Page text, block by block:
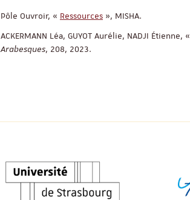
Pôle Ouvroir, « Ressources », MISHA.
ACKERMANN Léa, GUYOT Aurélie, NADJI Étienne, «
Arabesques, 208, 2023.